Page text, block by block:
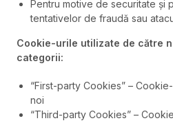
Pentru motive de securitate și
tentativelor de fraudă sau
Cookie-urile utilizate de către
categorii:
“First-party Cookies” –
noi
“Third-party Cookies” –